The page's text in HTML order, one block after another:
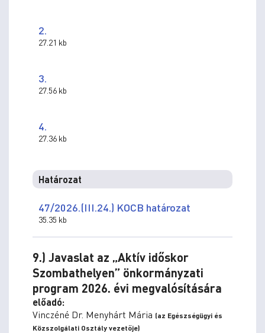
2.
27.21 kb
3.
27.56 kb
4.
27.36 kb
Határozat
47/2026.(III.24.) KOCB határozat
35.35 kb
9.) Javaslat az „Aktív időskor
Szombathelyen” önkormányzati
program 2026. évi megvalósítására
előadó:
Vinczéné Dr. Menyhárt Mária (az Egészségügyi és
Közszolgálati Osztály vezetője)